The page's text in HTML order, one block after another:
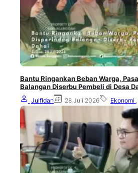
Bantu Ringankan Beban Warga,
Balangan Diserbu Pembeli di Desa
Julfidan 28 Juli 2026 Ekonomi ,